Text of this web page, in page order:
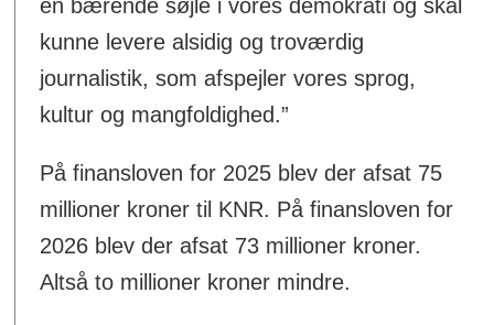
en bærende søjle i vores demokrati og skal
kunne levere alsidig og troværdig
journalistik, som afspejler vores sprog,
kultur og mangfoldighed.”
På finansloven for 2025 blev der afsat 75
millioner kroner til KNR. På finansloven for
2026 blev der afsat 73 millioner kroner.
Altså to millioner kroner mindre.